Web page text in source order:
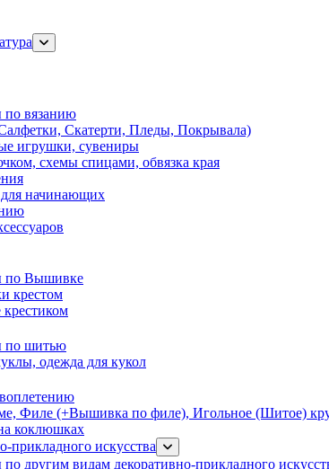
вязанию
Скатерти, Пледы, Покрывала)
игрушки, сувениры
схемы спицами, обвязка края
начинающих
по Вышивке
крестом
по шитью
одежда для кукол
Филе (+Вышивка по филе), Игольное (Шитое)
коклюшках
прикладного искусства
другим видам декоративно-прикладного